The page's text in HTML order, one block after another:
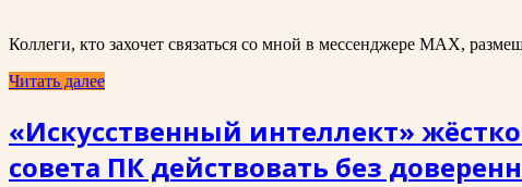
Коллеги, кто захочет связаться со мной в мессенджере MAX,
Читать далее
«Искусственный интеллект»
совета ПК действовать без